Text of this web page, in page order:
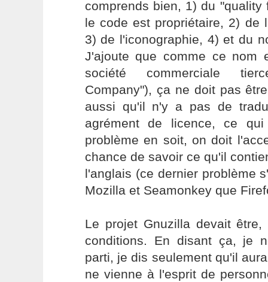
comprends bien, 1) du "quality
le code est propriétaire, 2) de
3) de l'iconographie, 4) et du
J'ajoute que comme ce nom
société commerciale
Company"), ça ne doit pas
aussi qu'il n'y a pas de
agrément de licence, ce
problème en soit, on doit
chance de savoir ce qu'il
l'anglais (ce dernier problème
Mozilla et Seamonkey que
Le projet Gnuzilla devait
conditions. En disant ça, je
parti, je dis seulement qu'il
ne vienne à l'esprit de